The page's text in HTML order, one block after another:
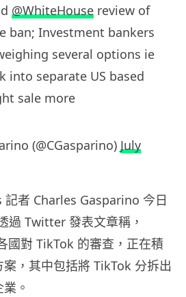
@WhiteHouse review of
ban; Investment bankers
several options ie
into separate US based
sale more
(@CGasparino) July
記者 Charles Gasparino 今日
過 Twitter 發表文章稱，
國對 TikTok 的審查，正在積
，其中包括將 TikTok 分拆出
。